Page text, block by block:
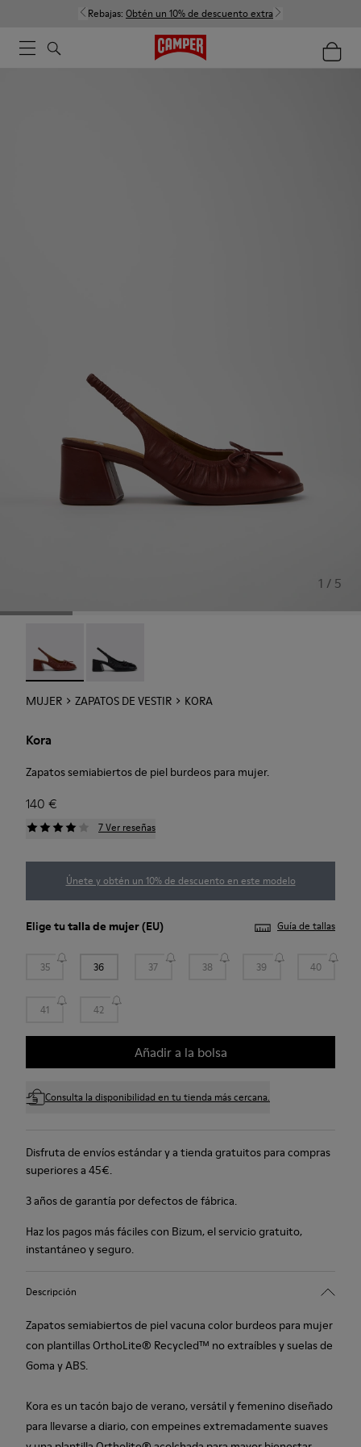
Rebajas: Obtén un 10% de descuento extra
1 / 5
MUJER ZAPATOS DE VESTIR KORA
Kora
Zapatos semiabiertos de piel burdeos para mujer.
140 €
7 Ver reseñas
Únete y obtén un 10% de descuento en este modelo
Elige tu talla de mujer(EU) Guía de tallas
35 36 37 38 39 40
41 42
Añadir a la bolsa
Consulta la disponibilidad en tu tienda más cercana.
Disfruta de envíos estándar y a tienda gratuitos para compras
superiores a 45€.
3 años de garantía por defectos de fábrica.
Haz los pagos más fáciles con Bizum, el servicio gratuito,
instantáneo y seguro.
Descripción
Zapatos semiabiertos de piel vacuna color burdeos para mujer
con plantillas OrthoLite® Recycled™ no extraíbles y suelas de
Goma y ABS.
Kora es un tacón bajo de verano, versátil y femenino diseñado
para llevarse a diario, con empeines extremadamente suaves